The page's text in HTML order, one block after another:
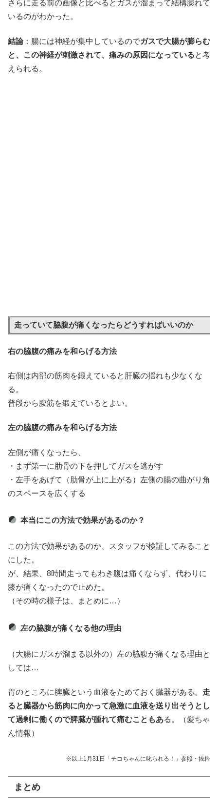
さらに走る前の画像と比べるとガスが溜まって結構膨れて
いるのがわかった。
結論：腸には神経が集中しているのでガスで大腸が膨らむ
と、この神経が刺激されて、痛みの原因になっていると考
えられる。
走っていて脇腹が痛くなったらどうすればいいのか
右の脇腹の痛みを和らげる方法
右側は内部の筋肉を鍛えていると肝臓の揺れも少なくな
る。
普段から腹筋を鍛えているとよい。
左の脇腹の痛みを和らげる方法
左側が痛くなったら、
・まず第一に肋骨の下を押してガスを逃がす
・左手をあげて（肋骨が上に上がる）左側の腸の曲がり角
のスペースを広くする
本当にこの方法で効果があるのか？
この方法で効果があるのか、スタッフが検証してみること
にした。
が、結果、8時間走ってもわき腹は痛くならず、代わりに
膝が痛くなったので止めた。
（その時の様子は、まとめに…）
左の脇腹が痛くなる他の理由
（大腸にガスが溜まる以外の）左の脇腹が痛くなる理由と
しては…
胃のところに脾臓という血液をためておく臓器がある。 走
ると臓器から筋肉に向かって急激に血液を送り出そうとし
て過剰に働くので脾臓が腫れて痛むこともある。（愛ちゃ
ん情報）
※以上1月31日「チコちゃんに叱られる！」参照・抜粋
まとめ